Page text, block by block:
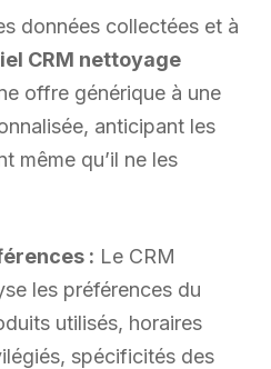
données collectées et à
CRM nettoyage
offre générique à une
anticipant les
même qu’il ne les
: Le CRM
les préférences du
utilisés, horaires
spécificités des